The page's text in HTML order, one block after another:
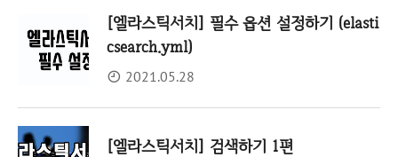
[엘라스틱서치] 필수 옵션 설정하기 (elasti
csearch.yml)
2021.05.28
[엘라스틱서치] 검색하기 1편